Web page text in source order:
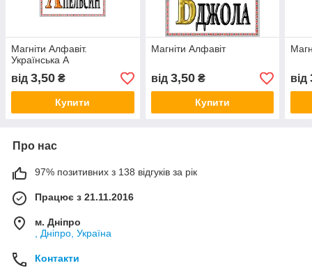
Магніти Алфавіт.
Українська А
від 3,50 ₴
Купити
Магніти Алфавіт
від 3,50₴
Купити
від
Про нас
97% позитивних з 138 відгуків за рік
Працює з 21.11.2016
м. Дніпро
, Дніпро, Україна
Контакти